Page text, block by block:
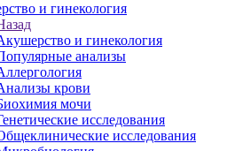
и гинекология
и гинекология
анализы
крови
мочи
исследования
исследования